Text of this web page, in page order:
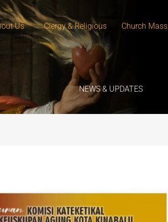
Us Clergy & Religious Church Mass
NEWS & UPDATES